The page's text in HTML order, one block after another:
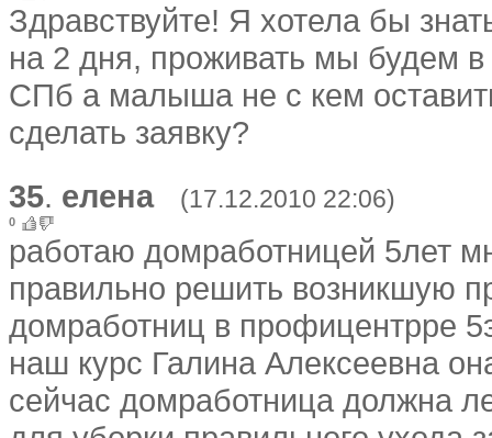
Здравствуйте! Я хотела бы
на 2 дня, проживать мы будем в
СПб а малыша не с кем
сделать заявку?
35. елена (17.12.2010 22:06)
0
работаю домработницей 5лет
правильно решить возникшую
домработниц в профицентрре
наш курс Галина Алексеевна
сейчас домработница должна